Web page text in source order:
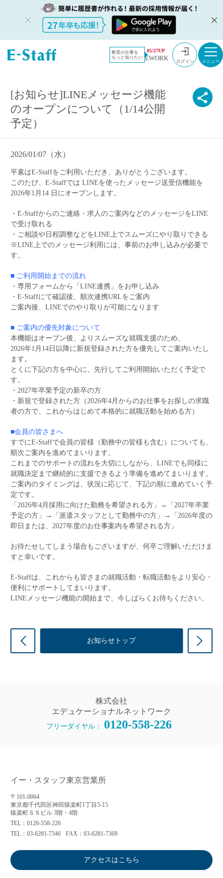
教育の仕事を
もっと知りたい
05/27UP
EWORK ログイン
教員採用情報のイー・スタッフ TOP
2026
[お知らせ]LINEメッセージ機能のオープンについて（1/14公開予定）
[お知らせ]LINEメッセージ機能
のオープンについて（1/14公開
予定）
2026/01/07（水）
平素はE-Staffをご利用いただき、ありがとうございます。
このたび、E-Staffでは LINEを使ったメッセージ送受信機能を
2026年1月14日にオープンします。
・E-Staffからのご連絡・求人のご案内などのメッセージをLINE
で受け取れる
・ご相談や日程調整などをLINE上でスムーズにやり取りできる
※LINE上でのメッセージ利用には、事前のお申し込みが必要で
す。
■ ご利用開始までの流れ
・専用フォームから「LINE連携」をお申し込み
・E-Staffにて確認後、順次連携URLをご案内
ご案内後、LINEでのやり取りが可能になります
■ ご案内の優先対象について
本機能はオープン後、よりスムーズな就職支援のため、
2026年1月14日以降に新規登録された方を優先してご案内いたし
ます。
とくに下記の方を中心に、先行してご利用開始いただく予定で
す。
・2027年卒業予定の新卒の方
・新規で登録された方（2026年4月からのお仕事をお探しの求職
者の方で、これからはじめて本格的に就職活動を始める方）
■会員の皆さまへ
すでにE-Staffで会員の皆様（勤務中の皆様も含む）についても、
順次ご案内を進めてまいります。
これまでのサポートの流れを大切にしながら、LINEでも同様に
就職決定まで継続的に支援できるよう準備を進めてまいります。
ご案内のタイミングは、状況に応じて、下記の順に進めていく予
定です。
「2026年4月採用に向けた勤務を希望される方」→「2027年卒業
予定の方」→「派遣スタッフとして勤務中の方」→「2026年度の
即日または、2027年度のお仕事案内を希望される方」
お待たせしてしまう場合もございますが、何卒ご理解いただけま
すと幸いです。
E-Staffは、これからも皆さまの就職活動・転職活動をより安心・
便利にサポートしてまいります。
LINEメッセージ機能の開始まで、今しばらくお待ちください。
お知らせトップ
株式会社
エデュケーショナルネットワーク
フリーダイヤル： 0120-558-226
イー・スタッフ東京営業所
〒101-0064
東京都千代田区神田猿楽町1丁目5-15
猿楽町ＳＳビル 3階・4階
TEL：0120-558-226
TEL：03-6281-7346
FAX：03-6281-7369
アクセスはこちら